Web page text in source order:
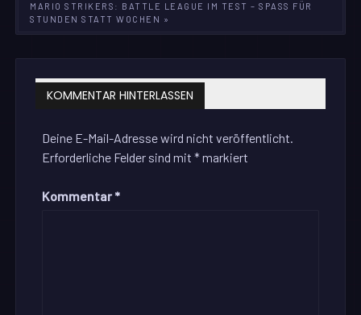
MARIO STRIKERS: BATTLE LEAGUE IM TEST – SPASS FÜR S
TUNDEN STATT WOCHEN »
KOMMENTAR HINTERLASSEN
Deine E-Mail-Adresse wird nicht veröffentlicht.
Erforderliche Felder sind mit*markiert
Kommentar *